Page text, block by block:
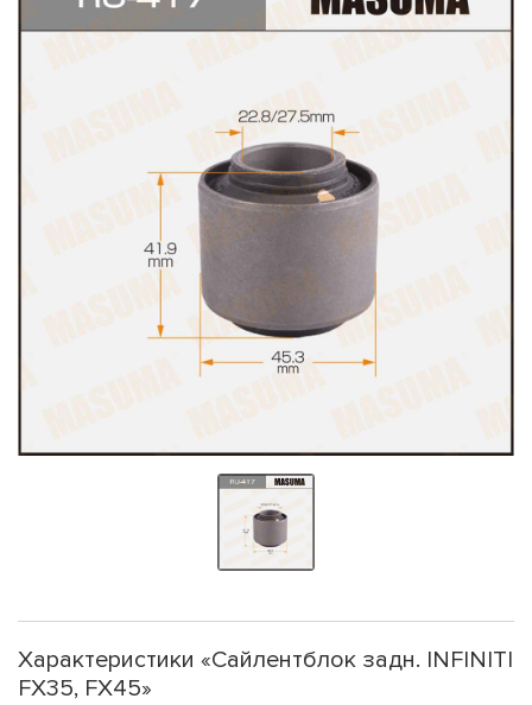
Характеристики «Сайлентблок задн. INFINITI
FX35, FX45»